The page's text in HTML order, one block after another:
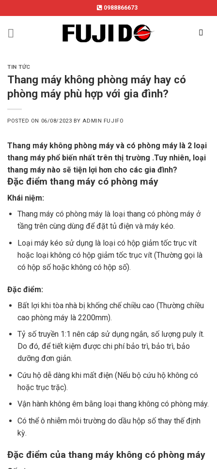
to
content
0988866673
TIN TỨC
Thang máy không phòng máy hay có
phòng máy phù hợp với gia đình?
POSTED ON 06/08/2023 BY ADMIN FUJIFO
Thang máy không phòng máy và có phòng máy là 2 loại
thang máy phổ biến nhất trên thị trường .Tuy nhiên, loại
thang máy nào sẽ tiện lợi hơn cho các gia đình?
Đặc điểm thang máy có phòng máy
Khái niệm:
Thang máy có phòng máy là loại thang có phòng máy ở
tầng trên cùng dùng để đặt tủ điện và máy kéo.
Loại máy kéo sử dụng là loại có hộp giảm tốc trục vít
hoặc loại không có hộp giảm tốc trục vít (Thường gọi là
có hộp số hoặc không có hộp số).
Đặc điểm:
Bất lợi khi tòa nhà bị khống chế chiều cao (Thường chiều
cao phòng máy là 2200mm).
Tỷ số truyền 1:1 nên cáp sử dụng ngắn, số lượng puly ít.
Do đó, để tiết kiệm được chi phí bảo trì, bảo trì, bảo
dưỡng đơn giản.
Cứu hộ dễ dàng khi mất điện (Nếu bộ cứu hộ không có
hoặc trục trặc).
Vận hành không êm bằng loại thang không có phòng máy.
Có thể ô nhiễm môi trường do dầu hộp số thay thế định
kỳ.
Đặc điểm của thang máy không có phòng máy